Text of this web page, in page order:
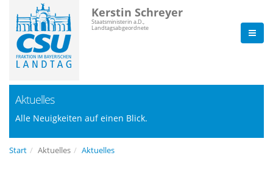
Kerstin Schreyer
Staatsministerin a.D.,
Landtagsabgeordnete
Aktuelles
Alle Neuigkeiten auf einen Blick.
Start Aktuelles Aktuelles